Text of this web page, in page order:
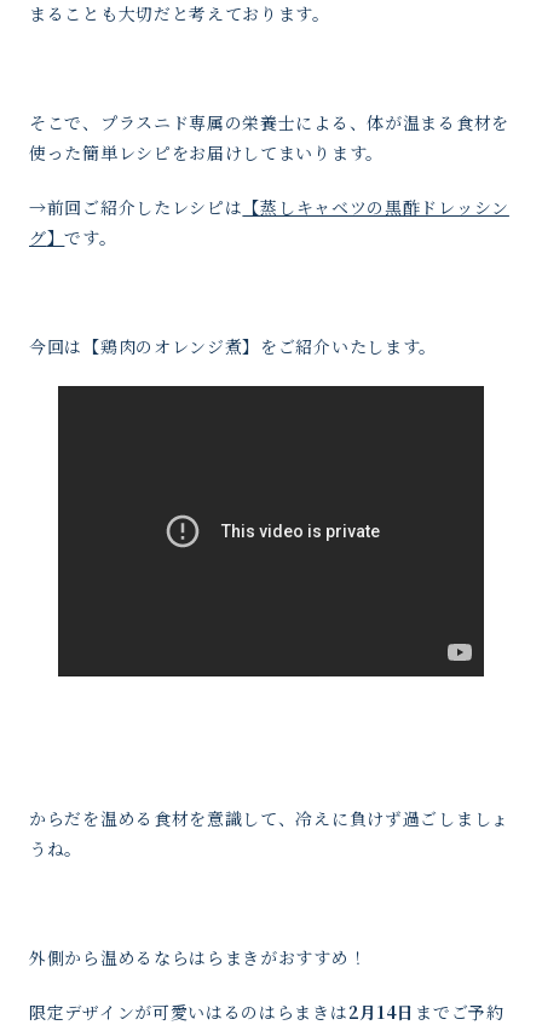
まることも大切だと考えております。
そこで、プラスニド専属の栄養士による、体が温まる食材を
使った簡単レシピをお届けしてまいります。
→前回ご紹介したレシピは 【蒸しキャベツの黒酢ドレッシン
グ】です。
今回は【鶏肉のオレンジ煮】をご紹介いたします。
からだを温める食材を意識して、冷えに負けず過ごしましょ
うね。
外側から温めるならはらまきがおすすめ！
限定デザインが可愛いはるのはらまきは2月14日 までご予約